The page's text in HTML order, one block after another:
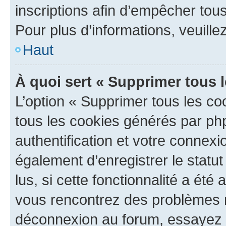
inscriptions afin d’empêcher
Pour plus d’informations,
Haut
À quoi sert « Supprimer tous
L’option « Supprimer tous les
tous les cookies générés par
authentification et votre
également d’enregistrer le
lus, si cette fonctionnalité a été
vous rencontrez des
déconnexion au forum,